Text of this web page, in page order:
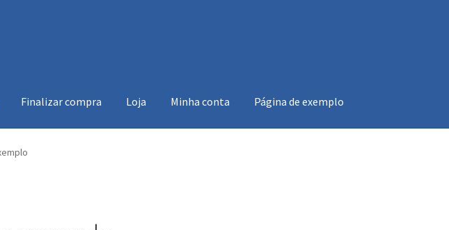
Finalizar compra Loja Minha conta Página de exemplo
compra